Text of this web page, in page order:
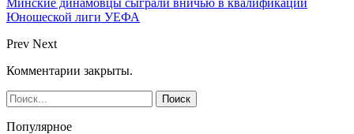
Юношеской лиги УЕФА
Prev Next
Комментарии закрыты.
Популярное